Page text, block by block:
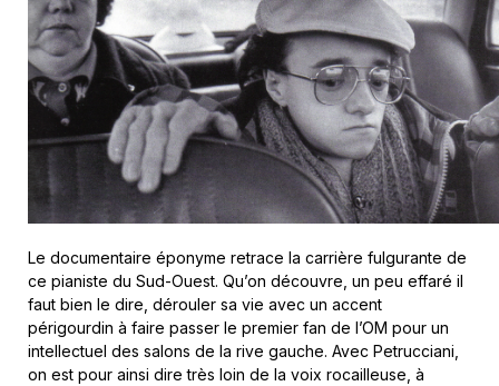
Le documentaire éponyme retrace la carrière fulgurante de
ce pianiste du Sud-Ouest. Qu’on découvre, un peu effaré il
faut bien le dire, dérouler sa vie avec un accent
périgourdin à faire passer le premier fan de l’OM pour un
intellectuel des salons de la rive gauche. Avec Petrucciani,
on est pour ainsi dire très loin de la voix rocailleuse, à